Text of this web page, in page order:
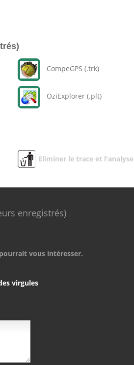
CompeGPS (.trk)
OziExplorer (.plt)
Eliminer le trace et l'analyse
enregistrés)
vous intéresser.
virgules